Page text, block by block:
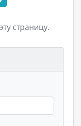
страницу.